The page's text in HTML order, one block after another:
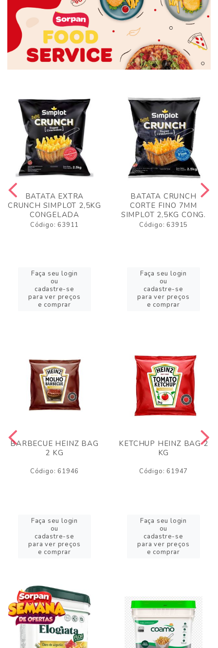
BATATA EXTRA
CRUNCH SIMPLOT 2,5KG
CONGELADA
Código: 63911
Faça seu login
ou
cadastre-se
para ver preços
e comprar
BATATA CRUNCH
CORTE FINO 7MM
SIMPLOT 2,5KG CONG.
Código: 63915
Faça seu login
ou
cadastre-se
para ver preços
e comprar
BARBECUE HEINZ BAG
2 KG
Código: 61946
Faça seu login
ou
cadastre-se
para ver preços
e comprar
KETCHUP HEINZ BAG 2
KG
Código: 61947
Faça seu login
ou
cadastre-se
para ver preços
e comprar